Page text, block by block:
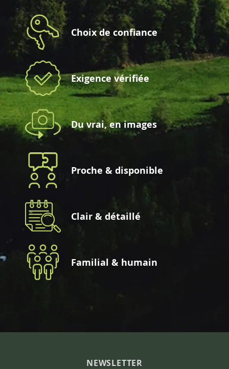
Choix de confiance
Exigence vérifiée
Du vrai, en images
Proche & disponible
Clair & détaillé
Familial & humain
NEWSLETTER